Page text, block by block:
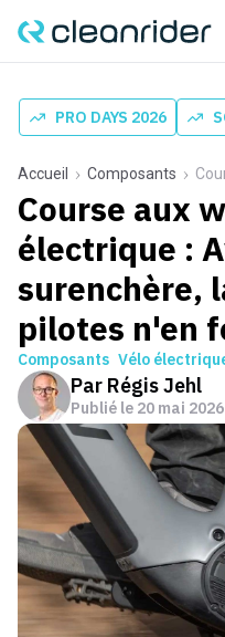
PRO DAYS 2026
Accueil Composants Course
Course aux
électrique :
surenchère,
pilotes n'en
Composants Vélo
Par Régis Jehl
Publié le 20 mai 2026